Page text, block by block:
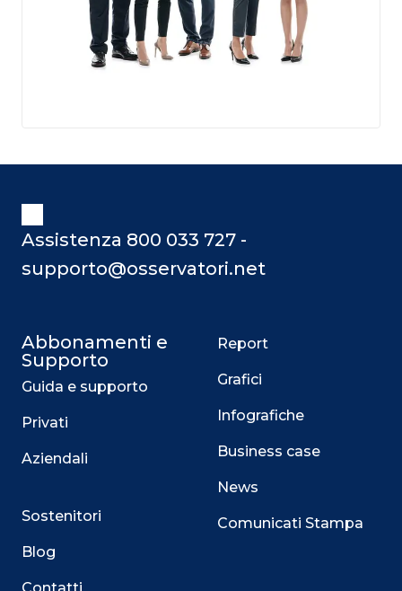
Assistenza 800 033 727 -
supporto@osservatori.net
Abbonamenti e
Supporto
Guida e supporto
Privati
Aziendali
Sostenitori
Blog
Report
Grafici
Infografiche
Business case
News
Comunicati Stampa